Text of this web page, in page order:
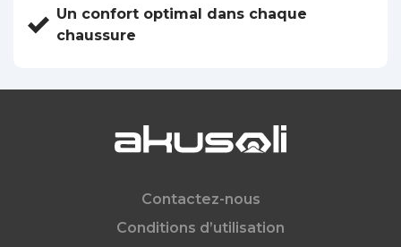
Un confort optimal dans chaque
chaussure
Contactez-nous
Conditions d’utilisation